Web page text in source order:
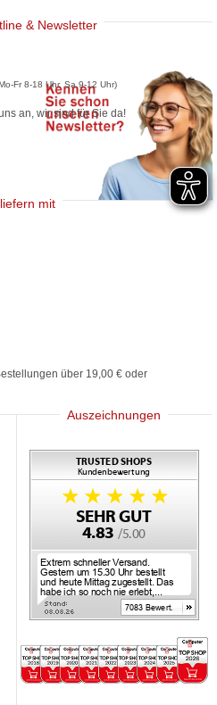
& Newsletter
Fr 8-18 Uhr, Sa 9-12 Uhr)
an, wir sind für Sie da!
mit
über 19,00 € oder
Auszeichnungen